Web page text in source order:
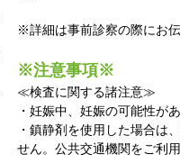
※詳細は事前診察の際にお
※注意事項※
≪検査に関する諸注意≫
・妊娠中、妊娠の可能性が
・鎮静剤を使用した場合は
せん。公共交通機関をご利